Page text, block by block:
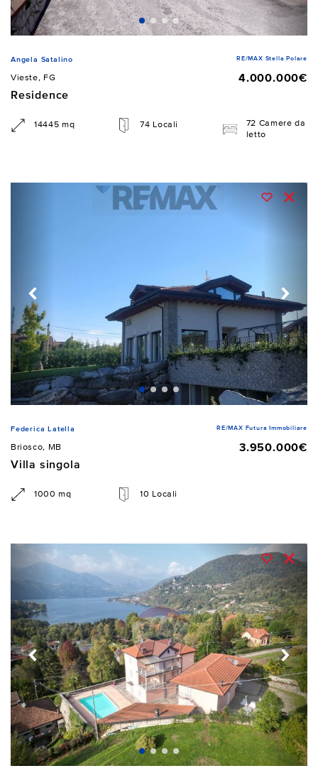
Angela Satalino RE/MAX Stella Polare
Vieste, FG
4.000.000€
Residence
14445 mq 74 Locali
72 Camere da
letto
Federica Latella RE/MAX Futura Immobiliare
Briosco, MB
3.950.000€
Villa singola
1000 mq 10 Locali